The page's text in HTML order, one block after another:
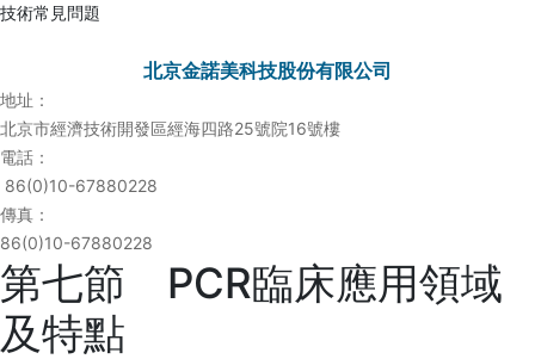
技術常見問題
北京金諾美科技股份有限公司
地址：
北京市經濟技術開發區經海四路25號院16號樓
電話：
86(0)10-67880228
傳真：
86(0)10-67880228
第七節 PCR臨床應用領域
及特點